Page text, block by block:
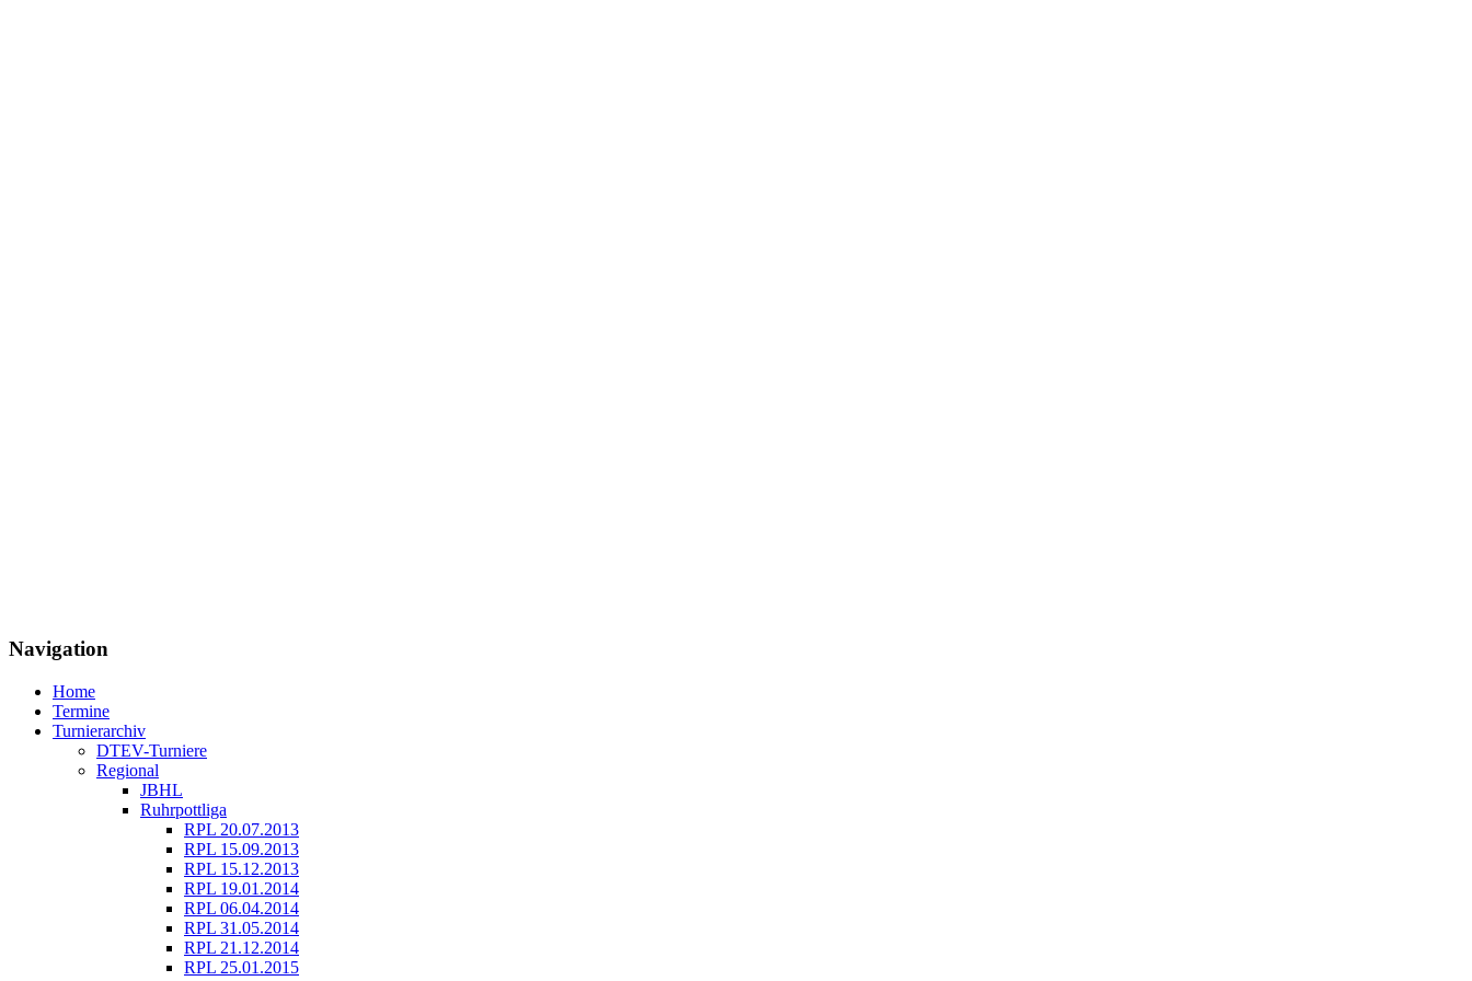
Navigation
Home
Termine
Turnierarchiv
DTEV-Turniere
Regional
JBHL
Ruhrpottliga
RPL 20.07.2013
RPL 15.09.2013
RPL 15.12.2013
RPL 19.01.2014
RPL 06.04.2014
RPL 31.05.2014
RPL 21.12.2014
RPL 25.01.2015